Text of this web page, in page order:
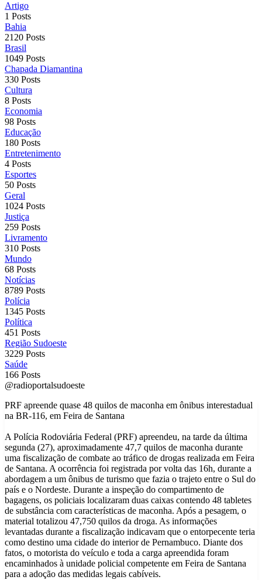
Artigo
1 Posts
Bahia
2120 Posts
Brasil
1049 Posts
Chapada Diamantina
330 Posts
Cultura
8 Posts
Economia
98 Posts
Educação
180 Posts
Entretenimento
4 Posts
Esportes
50 Posts
Geral
1024 Posts
Justiça
259 Posts
Livramento
310 Posts
Mundo
68 Posts
Notícias
8789 Posts
Polícia
1345 Posts
Política
451 Posts
Região Sudoeste
3229 Posts
Saúde
166 Posts
@radioportalsudoeste
PRF apreende quase 48 quilos de maconha em ônibus interestadual
na BR-116, em Feira de Santana
A Polícia Rodoviária Federal (PRF) apreendeu, na tarde da última
segunda (27), aproximadamente 47,7 quilos de maconha durante
uma fiscalização de combate ao tráfico de drogas realizada em Feira
de Santana. A ocorrência foi registrada por volta das 16h, durante a
abordagem a um ônibus de turismo que fazia o trajeto entre o Sul do
país e o Nordeste. Durante a inspeção do compartimento de
bagagens, os policiais localizaram duas caixas contendo 48 tabletes
de substância com características de maconha. Após a pesagem, o
material totalizou 47,750 quilos da droga. As informações
levantadas durante a fiscalização indicavam que o entorpecente teria
como destino uma cidade do interior de Pernambuco. Diante dos
fatos, o motorista do veículo e toda a carga apreendida foram
encaminhados à unidade policial competente em Feira de Santana
para a adoção das medidas legais cabíveis.